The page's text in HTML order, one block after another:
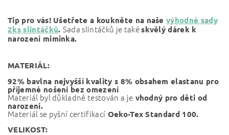
Tip pro vás! Ušetřete a koukněte na naševýhodné sady
2ks slintáčků. Sada slintáčků je takéskvělý dárek k
narození miminka.
MATERIÁL:
92% bavlna nejvyšší kvality s 8% obsahem elastanu pro
příjemné nošení bez omezení
Materiál byl důkladně testován a je vhodný pro děti od
narození.
Materiál se pyšní certifikací Oeko-Tex Standard 100.
VELIKOST: